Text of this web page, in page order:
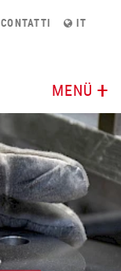
CONTATTI
IT
MENÜ